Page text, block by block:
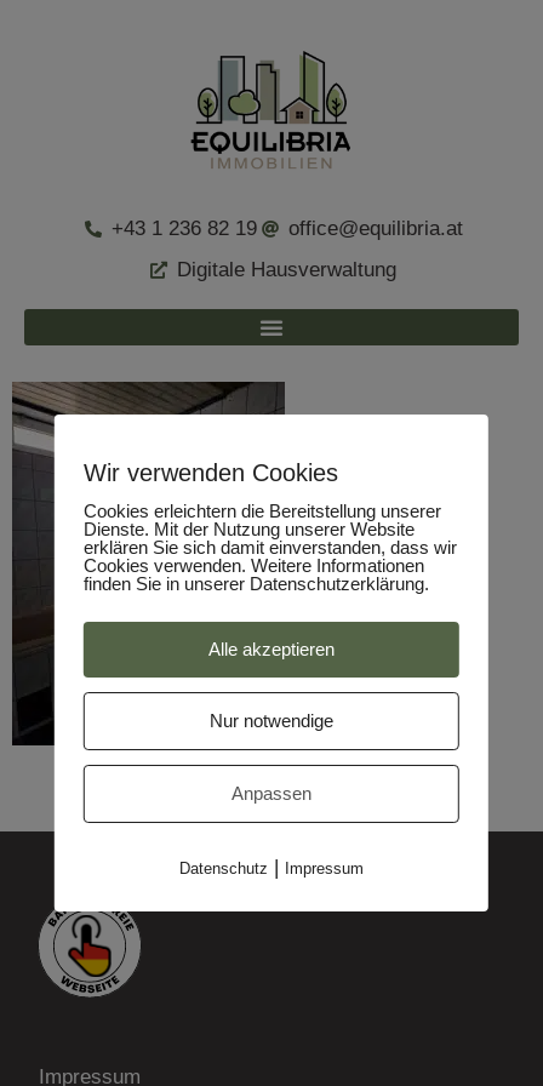
+43 1 236 82 19
office@equilibria.at
Digitale Hausverwaltung
Impressum
Wir verwenden Cookies
Cookies erleichtern die Bereitstellung unserer
Dienste. Mit der Nutzung unserer Website
erklären Sie sich damit einverstanden, dass wir
Cookies verwenden. Weitere Informationen
finden Sie in unserer Datenschutzerklärung.
Alle akzeptieren
Nur notwendige
Anpassen
Datenschutz | Impressum